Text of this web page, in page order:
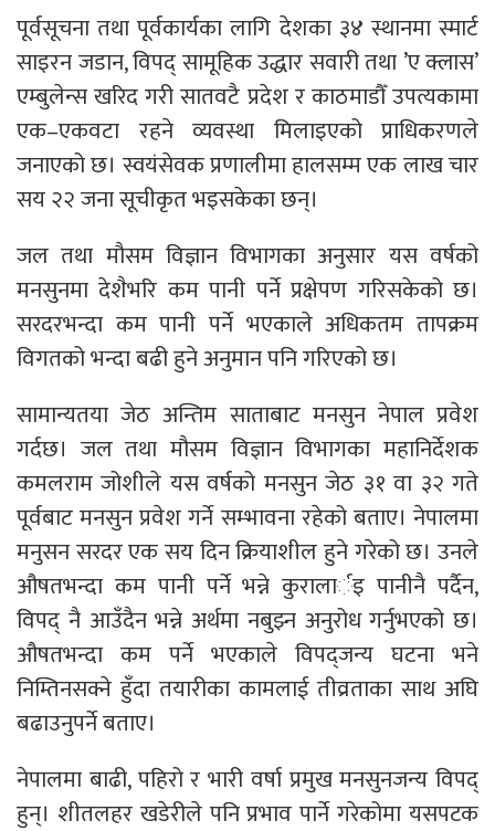
पूर्वसूचना तथा पूर्वकार्यका लागि देशका ३४ स्थानमा स्मार्ट
साइरन जडान, विपद् सामूहिक उद्धार सवारी तथा ’ए क्लास’
एम्बुलेन्स खरिद गरी सातवटै प्रदेश र काठमाडौँ उपत्यकामा
एक–एकवटा रहने व्यवस्था मिलाइएको प्राधिकरणले
जनाएको छ। स्वयंसेवक प्रणालीमा हालसम्म एक लाख चार
सय २२ जना सूचीकृत भइसकेका छन्।
जल तथा मौसम विज्ञान विभागका अनुसार यस वर्षको
मनसुनमा देशैभरि कम पानी पर्ने प्रक्षेपण गरिसकेको छ।
सरदरभन्दा कम पानी पर्ने भएकाले अधिकतम तापक्रम
विगतको भन्दा बढी हुने अनुमान पनि गरिएको छ।
सामान्यतया जेठ अन्तिम साताबाट मनसुन नेपाल प्रवेश
गर्दछ। जल तथा मौसम विज्ञान विभागका महानिर्देशक
कमलराम जोशीले यस वर्षको मनसुन जेठ ३१ वा ३२ गते
पूर्वबाट मनसुन प्रवेश गर्ने सम्भावना रहेको बताए। नेपालमा
मनुसन सरदर एक सय दिन क्रियाशील हुने गरेको छ। उनले
औषतभन्दा कम पानी पर्ने भन्ने कुरालार्इ पानीनै पर्दैन,
विपद् नै आउँदैन भन्ने अर्थमा नबुझ्न अनुरोध गर्नुभएको छ।
औषतभन्दा कम पर्ने भएकाले विपद्जन्य घटना भने
निम्तिनसक्ने हुँदा तयारीका कामलाई तीव्रताका साथ अघि
बढाउनुपर्ने बताए।
नेपालमा बाढी, पहिरो र भारी वर्षा प्रमुख मनसुनजन्य विपद्
हुन्। शीतलहर खडेरीले पनि प्रभाव पार्ने गरेकोमा यसपटक